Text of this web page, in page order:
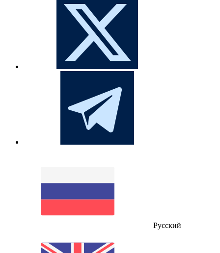
Русский